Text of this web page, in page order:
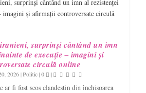
surprinși cântând un imn
de execuție – imagini și
circulă online
2026|Politic|0 |
ar fi fost scos clandestin din închisoarea